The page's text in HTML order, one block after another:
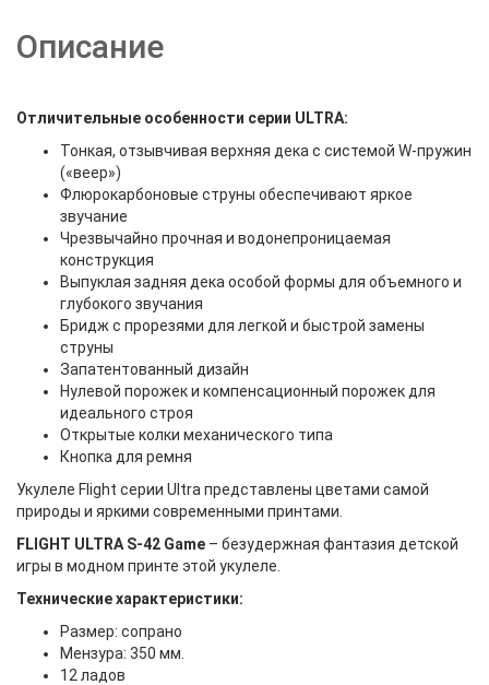
Описание
Отличительные особенности серии ULTRA:
Тонкая, отзывчивая верхняя дека с системой W-пружин
(«веер»)
Флюрокарбоновые струны обеспечивают яркое
звучание
Чрезвычайно прочная и водонепроницаемая
конструкция
Выпуклая задняя дека особой формы для объемного и
глубокого звучания
Бридж с прорезями для легкой и быстрой замены
струны
Запатентованный дизайн
Нулевой порожек и компенсационный порожек для
идеального строя
Открытые колки механического типа
Кнопка для ремня
Укулеле Flight серии Ultra представлены цветами самой
природы и яркими современными принтами.
FLIGHT ULTRA S-42 Game – безудержная фантазия детской
игры в модном принте этой укулеле.
Технические характеристики:
Размер: сопрано
Мензура: 350 мм.
12 ладов